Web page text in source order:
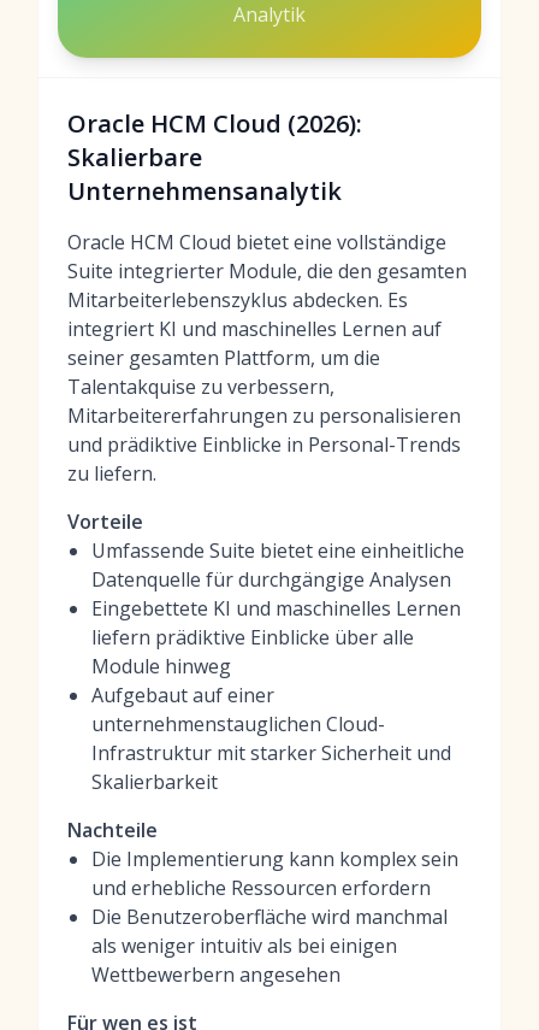
Analytik
Oracle HCM Cloud (2026):
Skalierbare
Unternehmensanalytik
Oracle HCM Cloud bietet eine vollständige
Suite integrierter Module, die den gesamten
Mitarbeiterlebenszyklus abdecken. Es
integriert KI und maschinelles Lernen auf
seiner gesamten Plattform, um die
Talentakquise zu verbessern,
Mitarbeitererfahrungen zu personalisieren
und prädiktive Einblicke in Personal-Trends
zu liefern.
Vorteile
Umfassende Suite bietet eine einheitliche
Datenquelle für durchgängige Analysen
Eingebettete KI und maschinelles Lernen
liefern prädiktive Einblicke über alle
Module hinweg
Aufgebaut auf einer
unternehmenstauglichen Cloud-
Infrastruktur mit starker Sicherheit und
Skalierbarkeit
Nachteile
Die Implementierung kann komplex sein
und erhebliche Ressourcen erfordern
Die Benutzeroberfläche wird manchmal
als weniger intuitiv als bei einigen
Wettbewerbern angesehen
Für wen es ist